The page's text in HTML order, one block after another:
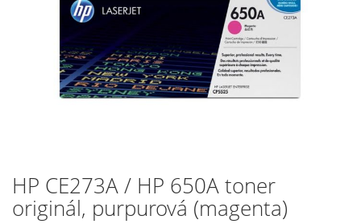
HP CE273A / HP 650A toner
originál, purpurová (magenta)
Preskočiť
na
začiatok